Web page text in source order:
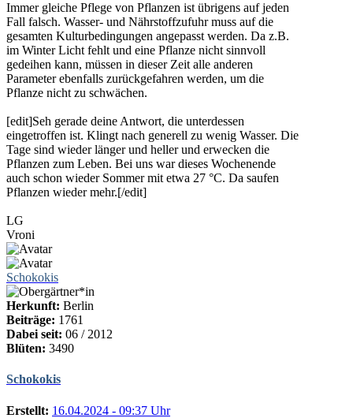
Immer gleiche Pflege von Pflanzen ist übrigens auf jeden
Fall falsch. Wasser- und Nährstoffzufuhr muss auf die
gesamten Kulturbedingungen angepasst werden. Da z.B.
im Winter Licht fehlt und eine Pflanze nicht sinnvoll
gedeihen kann, müssen in dieser Zeit alle anderen
Parameter ebenfalls zurückgefahren werden, um die
Pflanze nicht zu schwächen.
[edit]Seh gerade deine Antwort, die unterdessen
eingetroffen ist. Klingt nach generell zu wenig Wasser. Die
Tage sind wieder länger und heller und erwecken die
Pflanzen zum Leben. Bei uns war dieses Wochenende
auch schon wieder Sommer mit etwa 27 °C. Da saufen
Pflanzen wieder mehr.[/edit]
LG
Vroni
Schokokis
Herkunft: Berlin
Beiträge: 1761
Dabei seit: 06 / 2012
Blüten: 3490
Schokokis
Erstellt: 16.04.2024 - 09:37 Uhr